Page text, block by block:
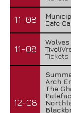
11-08
Cafe
11-08
Tickets
12-08
Arch
The